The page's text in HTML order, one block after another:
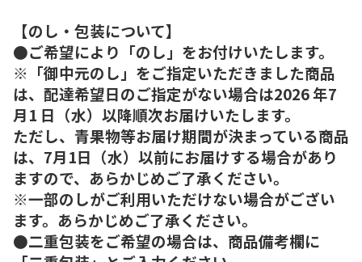
【のし・包装について】
●ご希望により「のし」をお付けいたします。
※「御中元のし」をご指定いただきました商品
は、配達希望日のご指定がない場合は2026 年7
月1 日（水）以降順次お届けいたします。
ただし、青果物等お届け期間が決まっている商品
は、7月1日（水）以前にお届けする場合があり
ますので、あらかじめご了承ください。
※一部のしがご利用いただけない場合がござい
ます。あらかじめご了承ください。
●二重包装をご希望の場合は、商品備考欄に